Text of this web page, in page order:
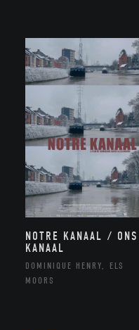
NOTRE KANAAL / ONS
KANAAL
DOMINIQUE HENRY, ELS
MOORS